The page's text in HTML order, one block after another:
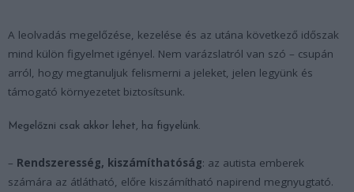
A leolvadás megelőzése, kezelése és az utána következő időszak
mind külön figyelmet igényel. Nem varázslatról van szó – csupán
arról, hogy megtanuljuk felismerni a jeleket, jelen legyünk és
támogató környezetet biztosítsunk.
Megelőzni csak akkor lehet, ha figyelünk.
– Rendszeresség, kiszámíthatóság: az autista emberek
számára az átlátható, előre kiszámítható napirend megnyugtató.